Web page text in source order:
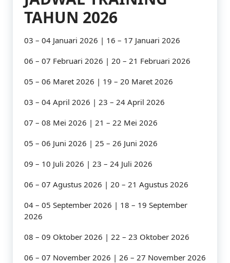
TAHUN 2026
03 – 04 Januari 2026 | 16 – 17 Januari 2026
06 – 07 Februari 2026 | 20 – 21 Februari 2026
05 – 06 Maret 2026 | 19 – 20 Maret 2026
03 – 04 April 2026 | 23 – 24 April 2026
07 – 08 Mei 2026 | 21 – 22 Mei 2026
05 – 06 Juni 2026 | 25 – 26 Juni 2026
09 – 10 Juli 2026 | 23 – 24 Juli 2026
06 – 07 Agustus 2026 | 20 – 21 Agustus 2026
04 – 05 September 2026 | 18 – 19 September
2026
08 – 09 Oktober 2026 | 22 – 23 Oktober 2026
06 – 07 November 2026 | 26 – 27 November 2026